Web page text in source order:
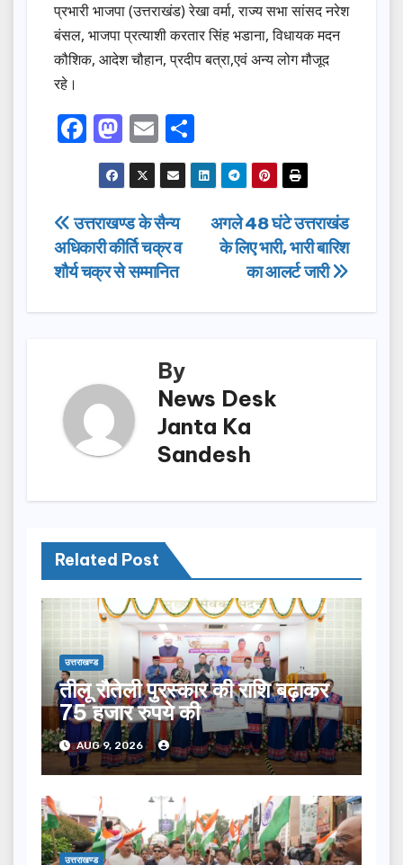
प्रभारी भाजपा (उत्तराखंड) रेखा वर्मा, राज्य सभा सांसद नरेश
बंसल, भाजपा प्रत्याशी करतार सिंह भडाना, विधायक मदन
कौशिक, आदेश चौहान, प्रदीप बत्रा,एवं अन्य लोग मौजूद
रहे।
F
a
c
e
b
o
M
a
st
o
d
o
E
m
ail
h
ar
Post
navigation
अगले 48 घंटे उत्तराखंड
के लिए भारी, भारी बारिश
का आलर्ट जारी
उत्तराखण्ड के सैन्य
अधिकारी कीर्ति चक्र व
शौर्य चक्र से सम्मानित
By
News Desk
Janta Ka
Sandesh
Related Post
उत्तराखण्ड
तीलू रौतेली पुरस्कार की राशि बढ़ाकर
75 हजार रुपये की
AUG 9, 2026
उत्तराखण्ड